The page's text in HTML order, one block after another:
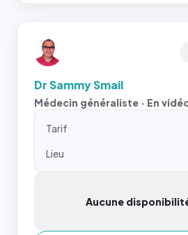
Dr Sammy Smail
Médecin généraliste · En
Tarif
Lieu
Aucune